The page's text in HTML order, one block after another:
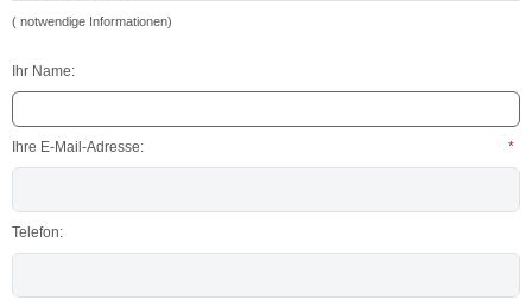
( notwendige Informationen)
Ihr Name:
Ihre E-Mail-Adresse: *
Telefon: